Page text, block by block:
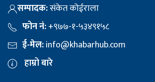
सम्पादक:संकेत कोईराला
फोन नं:+९७७-१-५३४९१५८
ई-मेल:info@khabarhub.com
हाम्रो बारे